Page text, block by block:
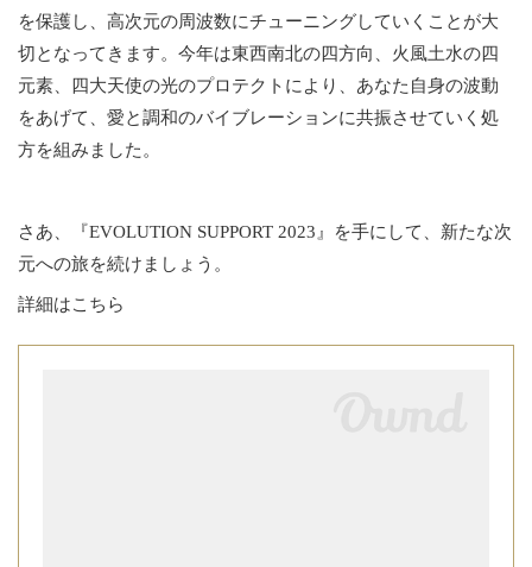
を保護し、高次元の周波数にチューニングしていくことが大
切となってきます。今年は東西南北の四方向、火風土水の四
元素、四大天使の光のプロテクトにより、あなた自身の波動
をあげて、愛と調和のバイブレーションに共振させていく処
方を組みました。
さあ、『EVOLUTION SUPPORT 2023』を手にして、新たな次
元への旅を続けましょう。
詳細はこちら